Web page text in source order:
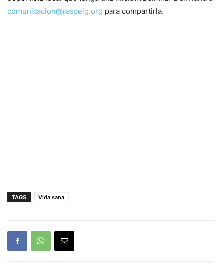
comunicacion@raspeig.org para compartirla.
TAGS Vida sana